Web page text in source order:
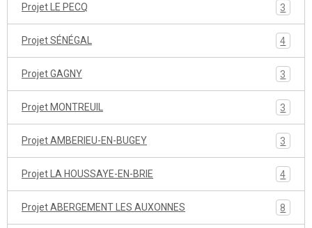
Projet LE PECQ 3
Projet SÉNÉGAL 4
Projet GAGNY 3
Projet MONTREUIL 3
Projet AMBERIEU-EN-BUGEY 3
Projet LA HOUSSAYE-EN-BRIE 4
Projet ABERGEMENT LES AUXONNES 8